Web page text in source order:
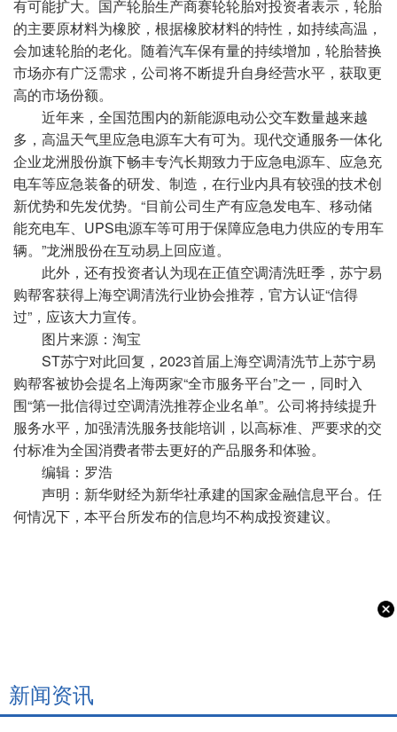
有可能扩大。国产轮胎生产商赛轮轮胎对投资者表示，轮胎
的主要原材料为橡胶，根据橡胶材料的特性，如持续高温，
会加速轮胎的老化。随着汽车保有量的持续增加，轮胎替换
市场亦有广泛需求，公司将不断提升自身经营水平，获取更
高的市场份额。
近年来，全国范围内的新能源电动公交车数量越来越
多，高温天气里应急电源车大有可为。现代交通服务一体化
企业龙洲股份旗下畅丰专汽长期致力于应急电源车、应急充
电车等应急装备的研发、制造，在行业内具有较强的技术创
新优势和先发优势。“目前公司生产有应急发电车、移动储
能充电车、UPS电源车等可用于保障应急电力供应的专用车
辆。”龙洲股份在互动易上回应道。
此外，还有投资者认为现在正值空调清洗旺季，苏宁易
购帮客获得上海空调清洗行业协会推荐，官方认证“信得
过”，应该大力宣传。
图片来源：淘宝
ST苏宁对此回复，2023首届上海空调清洗节上苏宁易
购帮客被协会提名上海两家“全市服务平台”之一，同时入
围“第一批信得过空调清洗推荐企业名单”。公司将持续提升
服务水平，加强清洗服务技能培训，以高标准、严要求的交
付标准为全国消费者带去更好的产品服务和体验。
编辑：罗浩
声明：新华财经为新华社承建的国家金融信息平台。任
何情况下，本平台所发布的信息均不构成投资建议。
新闻资讯